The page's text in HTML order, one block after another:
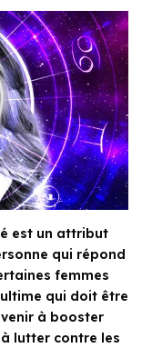
est un attribut
qui répond
femmes
qui doit être
à booster
lutter contre les